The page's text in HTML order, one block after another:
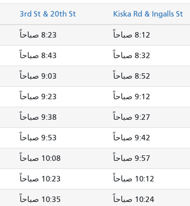
Kiska Rd & Ingalls St
3rd St & 20th St
8:12 صباحاً 8:23 صباحاً
8:32 صباحاً 8:43 صباحاً
8:52 صباحاً 9:03 صباحاً
9:12 صباحاً 9:23 صباحاً
9:27 صباحاً 9:38 صباحاً
9:42 صباحاً 9:53 صباحاً
9:57 صباحاً 10:08 صباحاً
10:12 صباحاً 10:23 صباحاً
10:24 صباحاً 10:35 صباحاً